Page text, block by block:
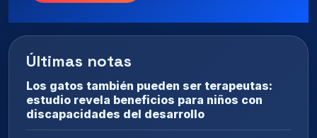
Últimas notas
Los gatos también pueden ser terapeutas:
estudio revela beneficios para niños con
discapacidades del desarrollo